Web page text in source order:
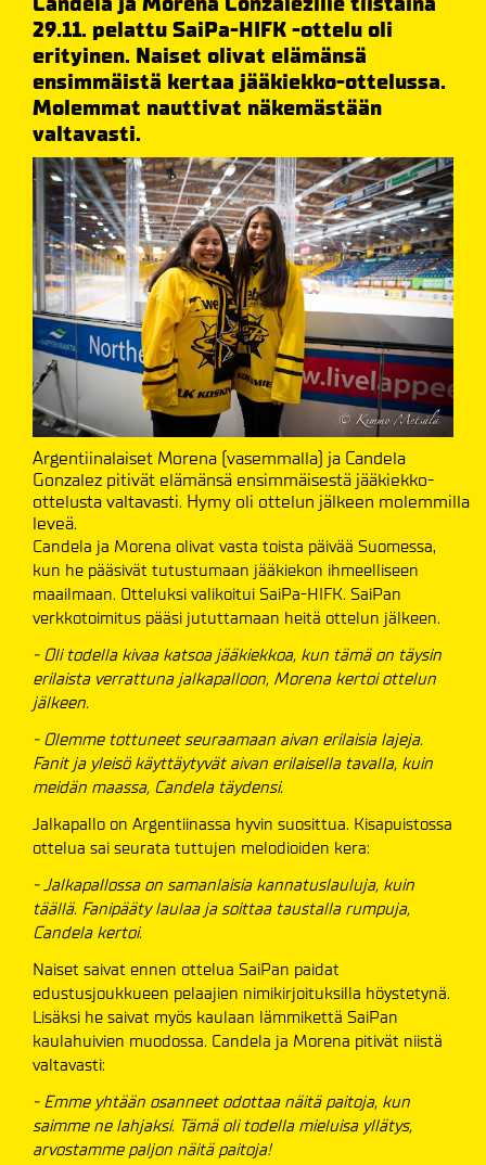
29.11. pelattu SaiPa-HIFK -ottelu oli
erityinen. Naiset olivat elämänsä
ensimmäistä kertaa jääkiekko-ottelussa.
Molemmat nauttivat näkemästään
valtavasti.
Argentiinalaiset Morena (vasemmalla) ja Candela
Gonzalez pitivät elämänsä ensimmäisestä jääkiekko-
ottelusta valtavasti. Hymy oli ottelun jälkeen molemmilla
leveä.
Candela ja Morena olivat vasta toista päivää Suomessa,
kun he pääsivät tutustumaan jääkiekon ihmeelliseen
maailmaan. Otteluksi valikoitui SaiPa-HIFK. SaiPan
verkkotoimitus pääsi jututtamaan heitä ottelun jälkeen.
- Oli todella kivaa katsoa jääkiekkoa, kun tämä on täysin
erilaista verrattuna jalkapalloon, Morena kertoi ottelun
jälkeen.
- Olemme tottuneet seuraamaan aivan erilaisia lajeja.
Fanit ja yleisö käyttäytyvät aivan erilaisella tavalla, kuin
meidän maassa, Candela täydensi.
Jalkapallo on Argentiinassa hyvin suosittua. Kisapuistossa
ottelua sai seurata tuttujen melodioiden kera:
- Jalkapallossa on samanlaisia kannatuslauluja, kuin
täällä. Fanipääty laulaa ja soittaa taustalla rumpuja,
Candela kertoi.
Naiset saivat ennen ottelua SaiPan paidat
edustusjoukkueen pelaajien nimikirjoituksilla höystetynä.
Lisäksi he saivat myös kaulaan lämmikettä SaiPan
kaulahuivien muodossa. Candela ja Morena pitivät niistä
valtavasti:
- Emme yhtään osanneet odottaa näitä paitoja, kun
saimme ne lahjaksi. Tämä oli todella mieluisa yllätys,
arvostamme paljon näitä paitoja!